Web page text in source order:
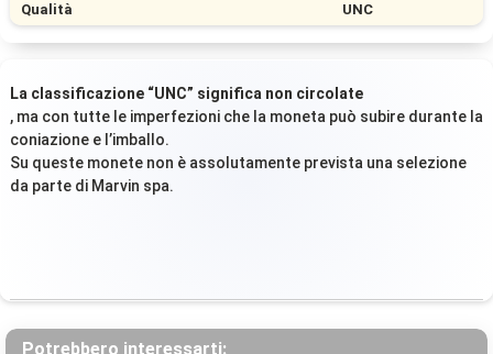
Qualità
UNC
La classificazione “UNC” significa non circolate
, ma con tutte le imperfezioni che la moneta può subire durante la
coniazione e l’imballo.
Su queste monete non è assolutamente prevista una selezione
da parte di Marvin spa.
Potrebbero interessarti: